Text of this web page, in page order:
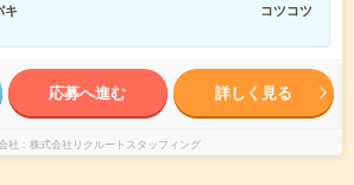
キ コツコツ
応募へ進む 詳しく見る
社 株式会社リクルートスタッフィング